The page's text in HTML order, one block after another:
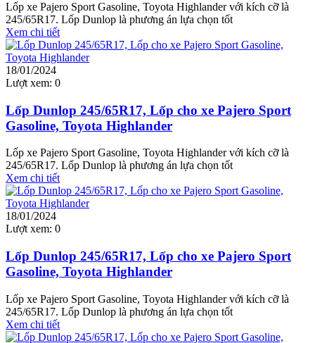
Lốp xe Pajero Sport Gasoline, Toyota Highlander với kích cỡ là
245/65R17. Lốp Dunlop là phương án lựa chọn tốt
Xem chi tiết
18/01/2024
Lượt xem: 0
Lốp Dunlop 245/65R17, Lốp cho xe Pajero Sport
Gasoline, Toyota Highlander
Lốp xe Pajero Sport Gasoline, Toyota Highlander với kích cỡ là
245/65R17. Lốp Dunlop là phương án lựa chọn tốt
Xem chi tiết
18/01/2024
Lượt xem: 0
Lốp Dunlop 245/65R17, Lốp cho xe Pajero Sport
Gasoline, Toyota Highlander
Lốp xe Pajero Sport Gasoline, Toyota Highlander với kích cỡ là
245/65R17. Lốp Dunlop là phương án lựa chọn tốt
Xem chi tiết